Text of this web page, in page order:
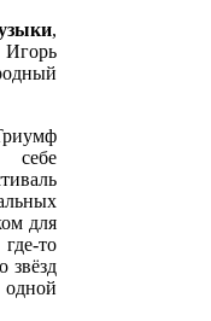
,
себе
для
то
звёзд